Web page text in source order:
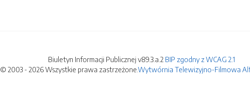
Biuletyn Informacji Publicznej v89.3.a.2 BIP zgodny z WCAG 2.1
© 2003 - 2026 Wszystkie prawa zastrzeżone.Wytwórnia Telewizyjno-Filmowa